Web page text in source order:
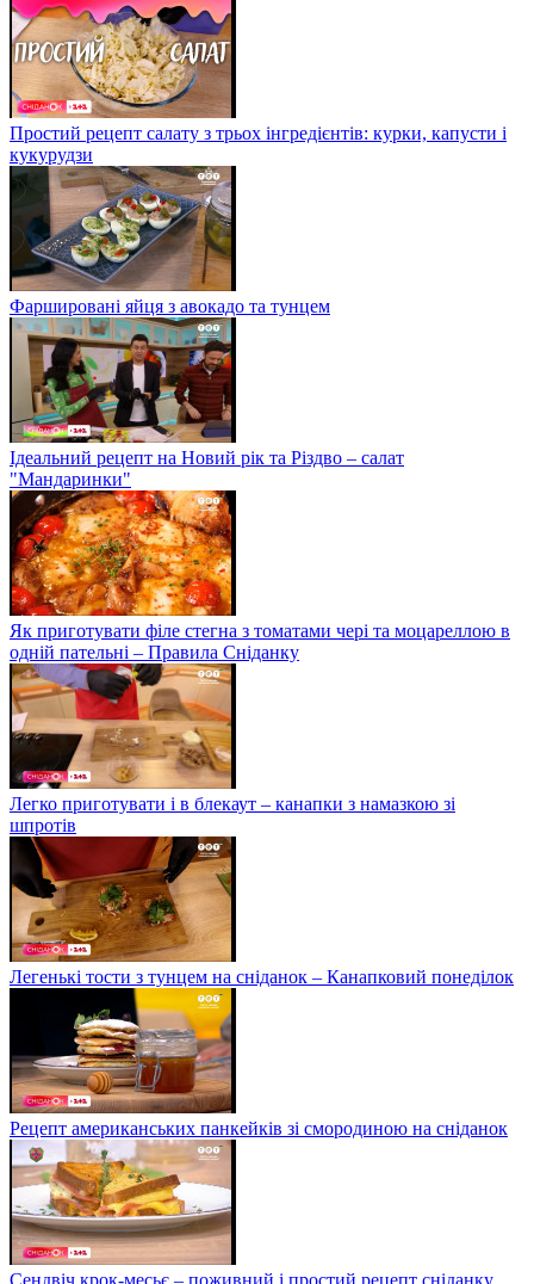
Простий рецепт салату з трьох інгредієнтів: курки, капусти і
кукурудзи
Фаршировані яйця з авокадо та тунцем
Ідеальний рецепт на Новий рік та Різдво – салат
"Мандаринки"
Як приготувати філе стегна з томатами чері та моцареллою в
одній пательні – Правила Сніданку
Легко приготувати і в блекаут – канапки з намазкою зі
шпротів
Легенькі тости з тунцем на сніданок – Канапковий понеділок
Рецепт американських панкейків зі смородиною на сніданок
Сендвіч крок-месьє – поживний і простий рецепт сніданку